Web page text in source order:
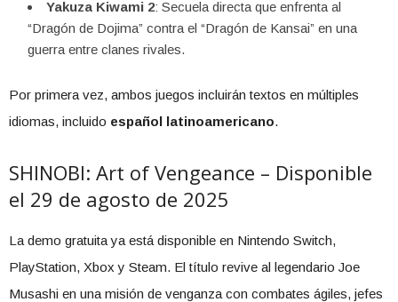
Yakuza Kiwami 2: Secuela directa que enfrenta al
“Dragón de Dojima” contra el “Dragón de Kansai” en una
guerra entre clanes rivales.
Por primera vez, ambos juegos incluirán textos en múltiples
idiomas, incluido español latinoamericano.
SHINOBI: Art of Vengeance – Disponible
el 29 de agosto de 2025
La demo gratuita ya está disponible en Nintendo Switch,
PlayStation, Xbox y Steam. El título revive al legendario Joe
Musashi en una misión de venganza con combates ágiles, jefes